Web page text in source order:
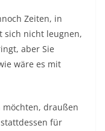
Zeiten, in
sich nicht leugnen,
aber Sie
wäre es mit
möchten, draußen
für